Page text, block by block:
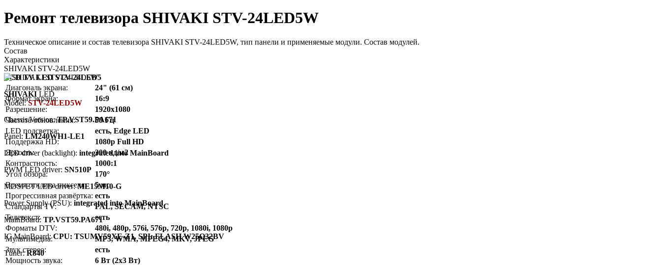
Ремонт телевизора SHIVAKI STV-24LED5W
Техническое описание и состав телевизора SHIVAKI STV-24LED5W, тип панели и применяемые модули. Состав модулей.
Состав
Характеристики
SHIVAKI STV-24LED5W
LCD TV LED STV-24LED5
Диагональ экрана:
24" (61 см)
Формат экрана:
16:9
Разрешение:
1920x1080
Частота обновления:
50 Гц
LED подсветка:
есть, Edge LED
Поддержка HD:
1080p Full HD
Яркость:
300 кд/м2
Контрастность:
1000:1
Угол обзора:
170°
Время отклика пикселя:
5 мс
Прогрессивная развёртка: есть
Стандарты TV:
PAL, SECAM, NTSC
Телетекст:
есть
Форматы DTV:
480i, 480p, 576i, 576p, 720p, 1080i, 1080p
Мультимедиа:
MP3, WMA, MPEG4, MKV, JPEG
Звук стерео:
есть
Мощность звука:
6 Вт (2x3 Вт)
SHIVAKI LED
Model:STV-24LED5W
Chassis/Version:TP.VST59.PA671
Panel:LM240WH1-LE1
LED driver (backlight): integrated into MainBoard
PWM LED driver: SN510P
MOSFET LED driver:ME15M10-G
Power Supply (PSU): integrated into MainBoard
MainBoard: TP.VST59.PA671
IC MainBoard:CPU: TSUMV59XE-Z1, SPI: FLASH W25Q32BV
Тuner:R840